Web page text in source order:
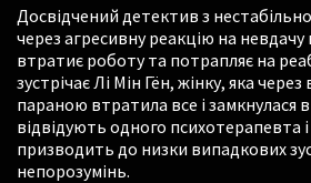
Досвідчений детектив з
через агресивну реакцію на невдачу
втратиє роботу та потрапляє на
зустрічає Лі Мін Гён, жінку, яка через
параною втратила все і замкнулася
відвідують одного психотерапевта
призводить до низки випадкових
непорозумінь.